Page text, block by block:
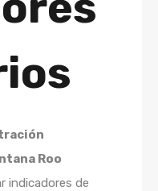
Roo
indicadores de